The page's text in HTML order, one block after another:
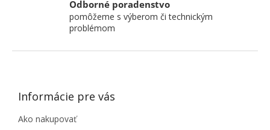
Odborné poradenstvo
pomôžeme s výberom či technickým
problémom
ZÁPÄTIE
Informácie pre vás
Ako nakupovať